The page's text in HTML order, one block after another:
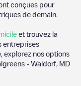
conçues pour
de demain.
et trouvez la
entreprises
explorez nos options
- Waldorf, MD